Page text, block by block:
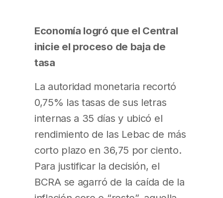
Economía logró que el Central
inicie el proceso de baja de
tasa
La autoridad monetaria recortó
0,75% las tasas de sus letras
internas a 35 días y ubicó el
rendimiento de las Lebac de más
corto plazo en 36,75 por ciento.
Para justificar la decisión, el
BCRA se agarró de la caída de la